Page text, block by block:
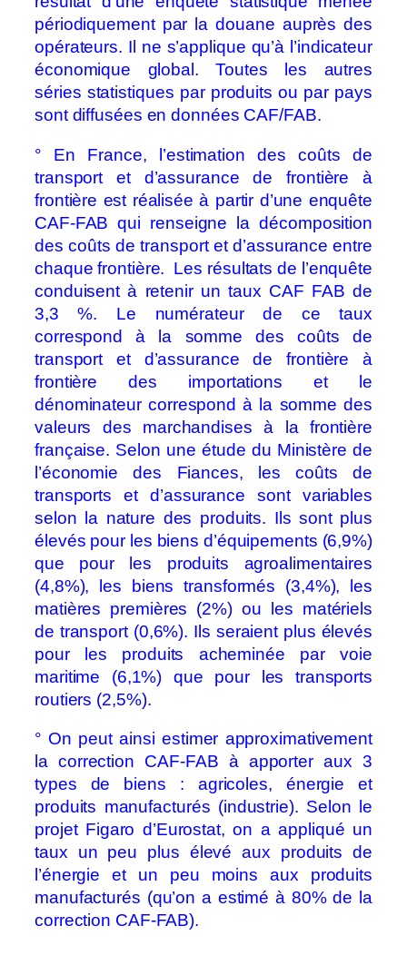
périodiquement par la douane auprès des
opérateurs. Il ne s’applique qu’à l’indicateur
économique global. Toutes les autres
séries statistiques par produits ou par pays
sont diffusées en données CAF/FAB.
° En France, l’estimation des coûts de
transport et d’assurance de frontière à
frontière est réalisée à partir d’une enquête
CAF-FAB qui renseigne la décomposition
des coûts de transport et d’assurance entre
chaque frontière. Les résultats de l’enquête
conduisent à retenir un taux CAF FAB de
3,3 %. Le numérateur de ce taux
correspond à la somme des coûts de
transport et d’assurance de frontière à
frontière des importations et le
dénominateur correspond à la somme des
valeurs des marchandises à la frontière
française. Selon une étude du Ministère de
l’économie des Fiances, les coûts de
transports et d’assurance sont variables
selon la nature des produits. Ils sont plus
élevés pour les biens d’équipements (6,9%)
que pour les produits agroalimentaires
(4,8%), les biens transformés (3,4%), les
matières premières (2%) ou les matériels
de transport (0,6%). Ils seraient plus élevés
pour les produits acheminée par voie
maritime (6,1%) que pour les transports
routiers (2,5%).
° On peut ainsi estimer approximativement
la correction CAF-FAB à apporter aux 3
types de biens : agricoles, énergie et
produits manufacturés (industrie). Selon le
projet Figaro d’Eurostat, on a appliqué un
taux un peu plus élevé aux produits de
l’énergie et un peu moins aux produits
manufacturés (qu’on a estimé à 80% de la
correction CAF-FAB).